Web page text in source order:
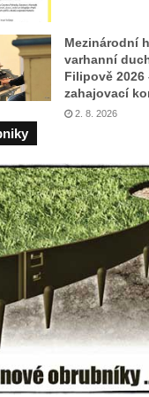
Mezinárodní
varhanní
Filipově 2026
zahajovací
2. 8. 2026